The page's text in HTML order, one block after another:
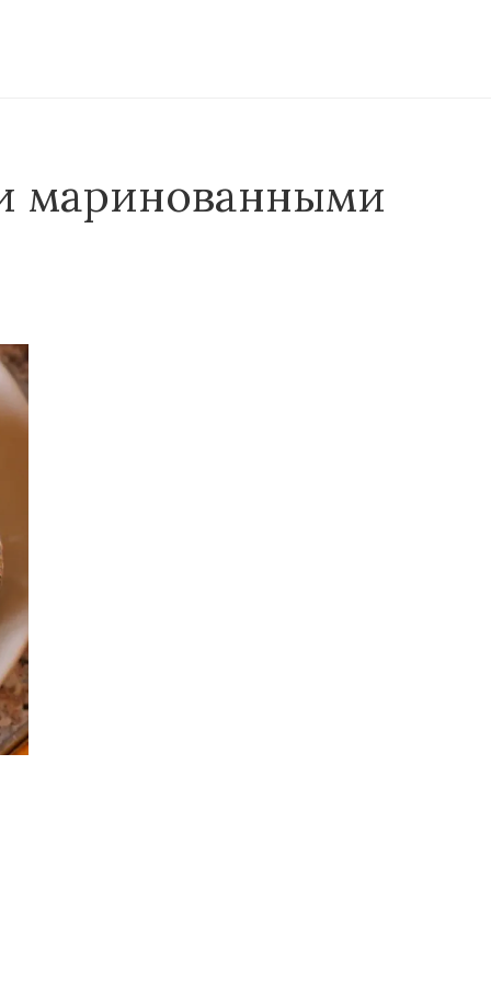
маринованными